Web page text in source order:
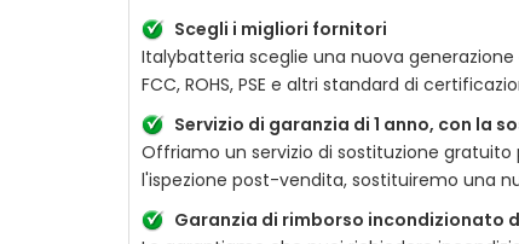
Scegli i migliori fornitori
Italybatteria sceglie una nuova
FCC, ROHS, PSE e altri standard di
Servizio di garanzia di 1 anno, con la
Offriamo un servizio di sostituzione gratuito
l'ispezione post-vendita, sostituiremo una
Garanzia di rimborso incondizionato